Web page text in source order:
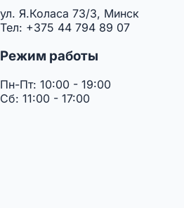
ул. Я.Коласа 73/3, Минск
Тел: +375 44 794 89 07
Режим работы
Пн-Пт: 10:00 - 19:00
Сб: 11:00 - 17:00